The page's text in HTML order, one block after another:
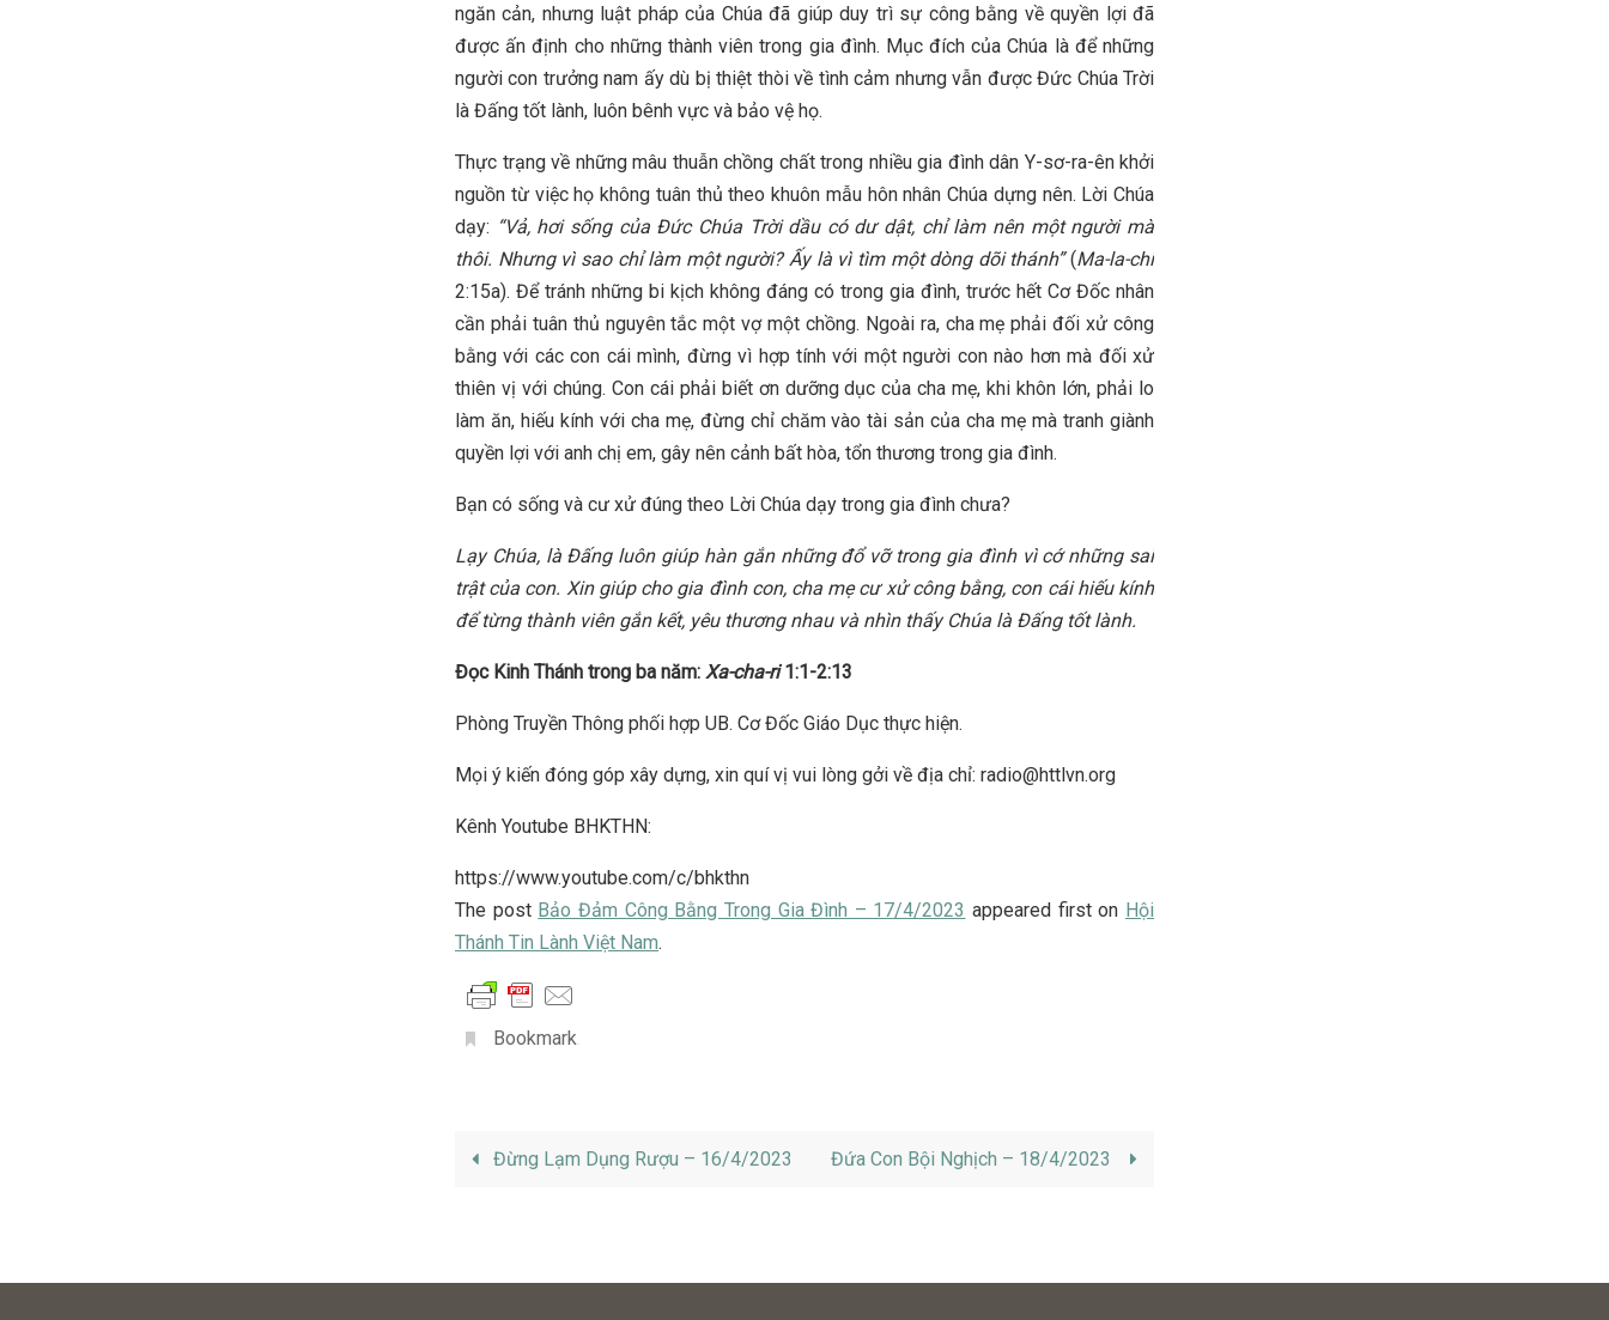
ngăn cản, nhưng luật pháp của Chúa đã giúp duy trì sự công bằng về quyền lợi đã
được ấn định cho những thành viên trong gia đình. Mục đích của Chúa là để những
người con trưởng nam ấy dù bị thiệt thòi về tình cảm nhưng vẫn được Đức Chúa Trời
là Đấng tốt lành, luôn bênh vực và bảo vệ họ.
Thực trạng về những mâu thuẫn chồng chất trong nhiều gia đình dân Y-sơ-ra-ên khởi
nguồn từ việc họ không tuân thủ theo khuôn mẫu hôn nhân Chúa dựng nên. Lời Chúa
dạy: “Vả, hơi sống của Đức Chúa Trời dầu có dư dật, chỉ làm nên một người mà
thôi. Nhưng vì sao chỉ làm một người? Ấy là vì tìm một dòng dõi thánh”(Ma-la-chi
2:15a). Để tránh những bi kịch không đáng có trong gia đình, trước hết Cơ Đốc nhân
cần phải tuân thủ nguyên tắc một vợ một chồng. Ngoài ra, cha mẹ phải đối xử công
bằng với các con cái mình, đừng vì hợp tính với một người con nào hơn mà đối xử
thiên vị với chúng. Con cái phải biết ơn dưỡng dục của cha mẹ, khi khôn lớn, phải lo
làm ăn, hiếu kính với cha mẹ, đừng chỉ chăm vào tài sản của cha mẹ mà tranh giành
quyền lợi với anh chị em, gây nên cảnh bất hòa, tổn thương trong gia đình.
Bạn có sống và cư xử đúng theo Lời Chúa dạy trong gia đình chưa?
Lạy Chúa, là Đấng luôn giúp hàn gắn những đổ vỡ trong gia đình vì cớ những sai
trật của con. Xin giúp cho gia đình con, cha mẹ cư xử công bằng, con cái hiếu kính
để từng thành viên gắn kết, yêu thương nhau và nhìn thấy Chúa là Đấng tốt lành.
Đọc Kinh Thánh trong ba năm: Xa-cha-ri1:1-2:13
Phòng Truyền Thông phối hợp UB. Cơ Đốc Giáo Dục thực hiện.
Mọi ý kiến đóng góp xây dựng, xin quí vị vui lòng gởi về địa chỉ: radio@httlvn.org
Kênh Youtube BHKTHN:
https://www.youtube.com/c/bhkthn
The post Bảo Đảm Công Bằng Trong Gia Đình – 17/4/2023 appeared first on Hội
Thánh Tin Lành Việt Nam.
Bookmark.
Đừng Lạm Dụng Rượu – 16/4/2023 Đứa Con Bội Nghịch – 18/4/2023